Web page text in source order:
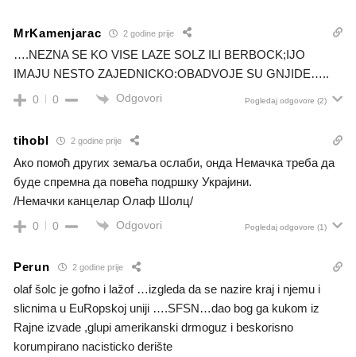
MrKamenjarac 2 godine prije
….NEZNA SE KO VISE LAZE SOLZ ILI BERBOCK;IJO
IMAJU NESTO ZAJEDNICKO:OBADVOJE SU GNJIDE…..
0 0 Odgovori Pogledaj odgovore (2)
tihobl 2 godine prije
Ако помоћ других земаља ослаби, онда Немачка треба да
буде спремна да повећа подршку Украјини.
/Немачки канцелар Олаф Шолц/
0 0 Odgovori Pogledaj odgovore (1)
Perun 2 godine prije
olaf šolc je gofno i lažof …izgleda da se nazire kraj i njemu i
slicnima u EuRopskoj uniji ….SFSN…dao bog ga kukom iz
Rajne izvade ,glupi amerikanski drmoguz i beskorisno
korumpirano nacisticko derište